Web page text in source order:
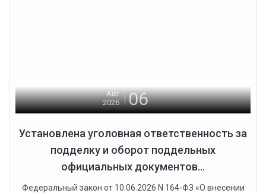
Авг
2026
06
Установлена уголовная ответственность за
подделку и оборот поддельных
официальных документов...
Федеральный закон от 10.06.2026 N 164-ФЗ «О внесении